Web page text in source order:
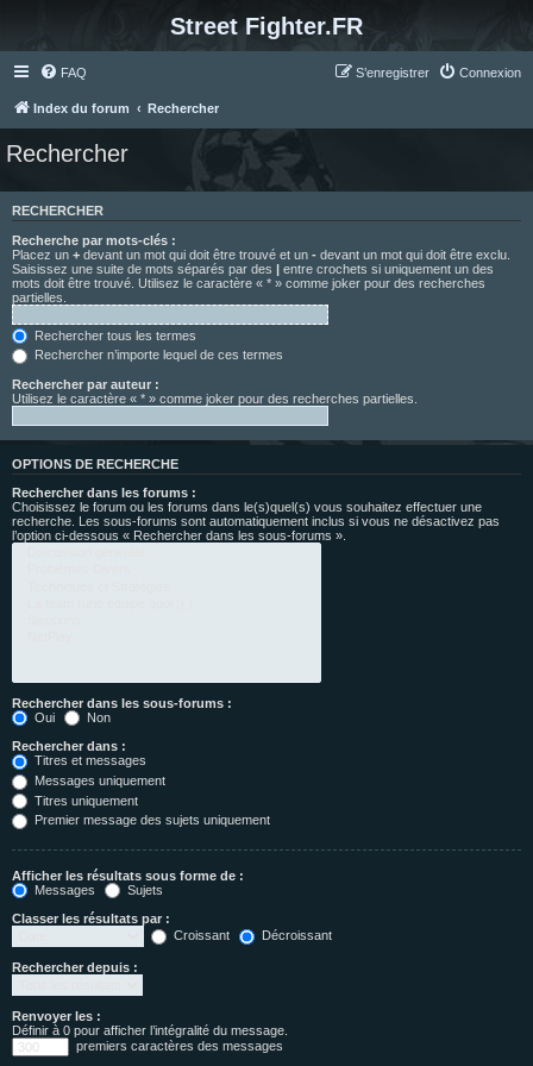
Street Fighter.FR
FAQ Connexion
S’enregistrer
Index du forum Rechercher
Rechercher
RECHERCHER
Recherche par mots-clés :
Placez un + devant un mot qui doit être trouvé et un - devant un mot qui doit être exclu.
Saisissez une suite de mots séparés par des | entre crochets si uniquement un des
mots doit être trouvé. Utilisez le caractère « * » comme joker pour des recherches
partielles.
Rechercher tous les termes
Rechercher n’importe lequel de ces termes
Rechercher par auteur :
Utilisez le caractère « * » comme joker pour des recherches partielles.
OPTIONS DE RECHERCHE
Rechercher dans les forums :
Choisissez le forum ou les forums dans le(s)quel(s) vous souhaitez effectuer une
recherche. Les sous-forums sont automatiquement inclus si vous ne désactivez pas
l’option ci-dessous « Rechercher dans les sous-forums ».
Rechercher dans les sous-forums :
Oui
Non
Rechercher dans :
Titres et messages
Messages uniquement
Titres uniquement
Premier message des sujets uniquement
Afficher les résultats sous forme de :
Messages
Sujets
Classer les résultats par :
Croissant
Décroissant
Rechercher depuis :
Renvoyer les :
Définir à 0 pour afficher l’intégralité du message.
premiers caractères des messages